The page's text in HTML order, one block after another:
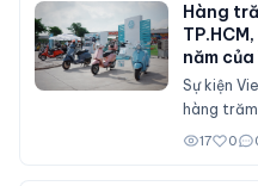
Hàng
năm
Sự kiện
hàng
hành
17 0